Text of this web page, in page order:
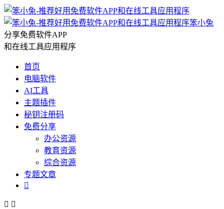
笨小兔
分享免费软件APP
和在线工具应用程序
首页
电脑软件
AI工具
主题插件
秘钥注册码
免费分享
办公资源
教育资源
综合资源
专题文章

 